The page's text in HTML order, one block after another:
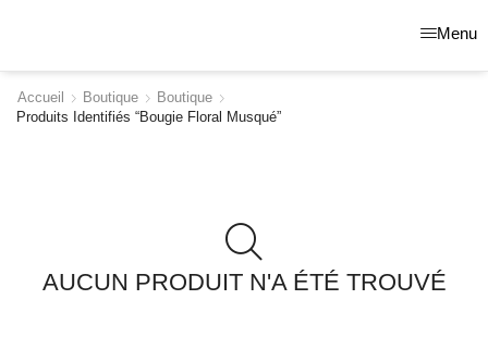
Menu
Accueil Boutique
Boutique
Produits Identifiés “bougie Floral Musqué”
AUCUN PRODUIT N'A ÉTÉ TROUVÉ